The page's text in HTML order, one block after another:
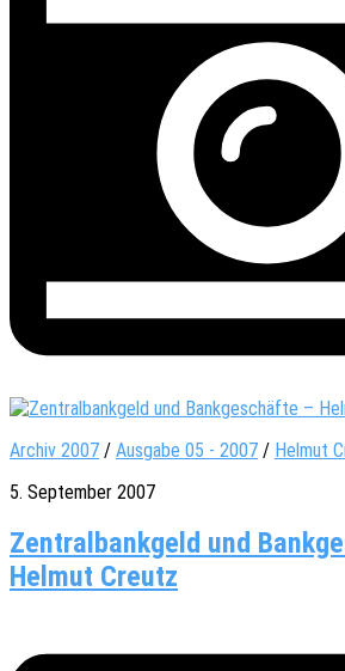
Archiv 2007 / Ausgabe 05 - 2007 / Helmut
5. September 2007
Zentralbankgeld und
Helmut Creutz